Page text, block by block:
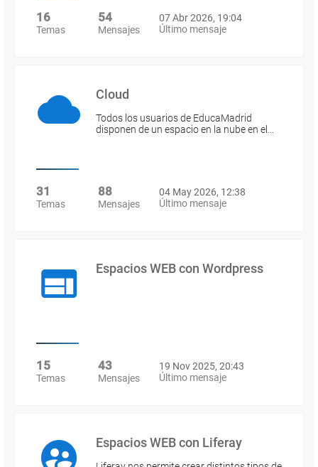
16
Temas
54
Mensajes
07 Abr 2026, 19:04
Último mensaje
Cloud
Todos los usuarios de EducaMadrid
disponen de un espacio en la nube en el…
31
Temas
88
Mensajes
04 May 2026, 12:38
Último mensaje
Espacios WEB con Wordpress
15
Temas
43
Mensajes
19 Nov 2025, 20:43
Último mensaje
Espacios WEB con Liferay